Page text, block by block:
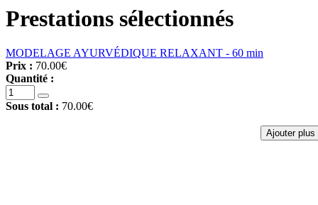
Prestations sélectionnés
MODELAGE AYURVÉDIQUE RELAXANT - 60 min
Prix : 70.00€
Quantité :
Sous total : 70.00€
Ajouter plus